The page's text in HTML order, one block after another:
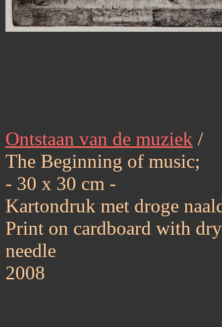
Ontstaan van de muziek /
The Beginning of music;
- 30 x 30 cm -
Kartondruk met droge
Print on cardboard with dry
needle
2008